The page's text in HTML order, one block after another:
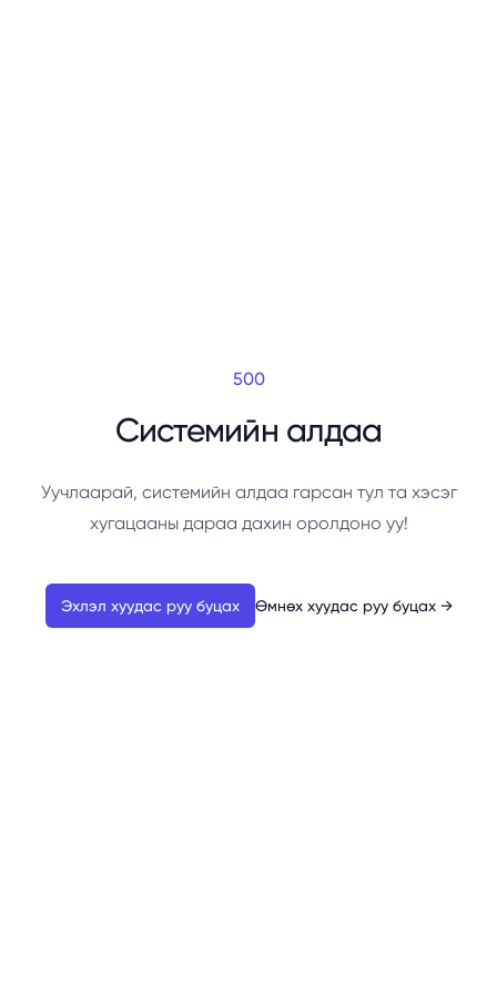
500
Системийн алдаа
Уучлаарай, системийн алдаа гарсан тул та хэсэг
хугацааны дараа дахин оролдоно уу!
Эхлэл хуудас руу буцах Өмнөх хуудас руу буцах →